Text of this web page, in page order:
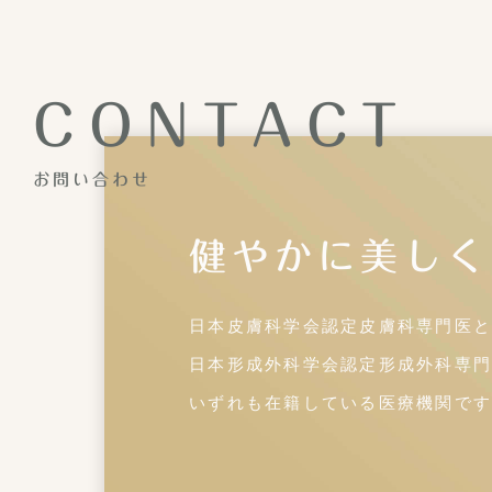
CONTACT
お問い合わせ
健やかに美しく
日本皮膚科学会認定皮膚科専門医と
日本形成外科学会認定形成外科専
いずれも在籍している医療機関で